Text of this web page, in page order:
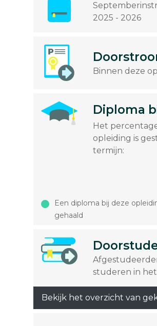
2025 - 2026
Binnen deze
Diploma
Het
opleiding is
termijn:
Een diploma bij deze
gehaald
studeren in
Bekijk het overzicht van